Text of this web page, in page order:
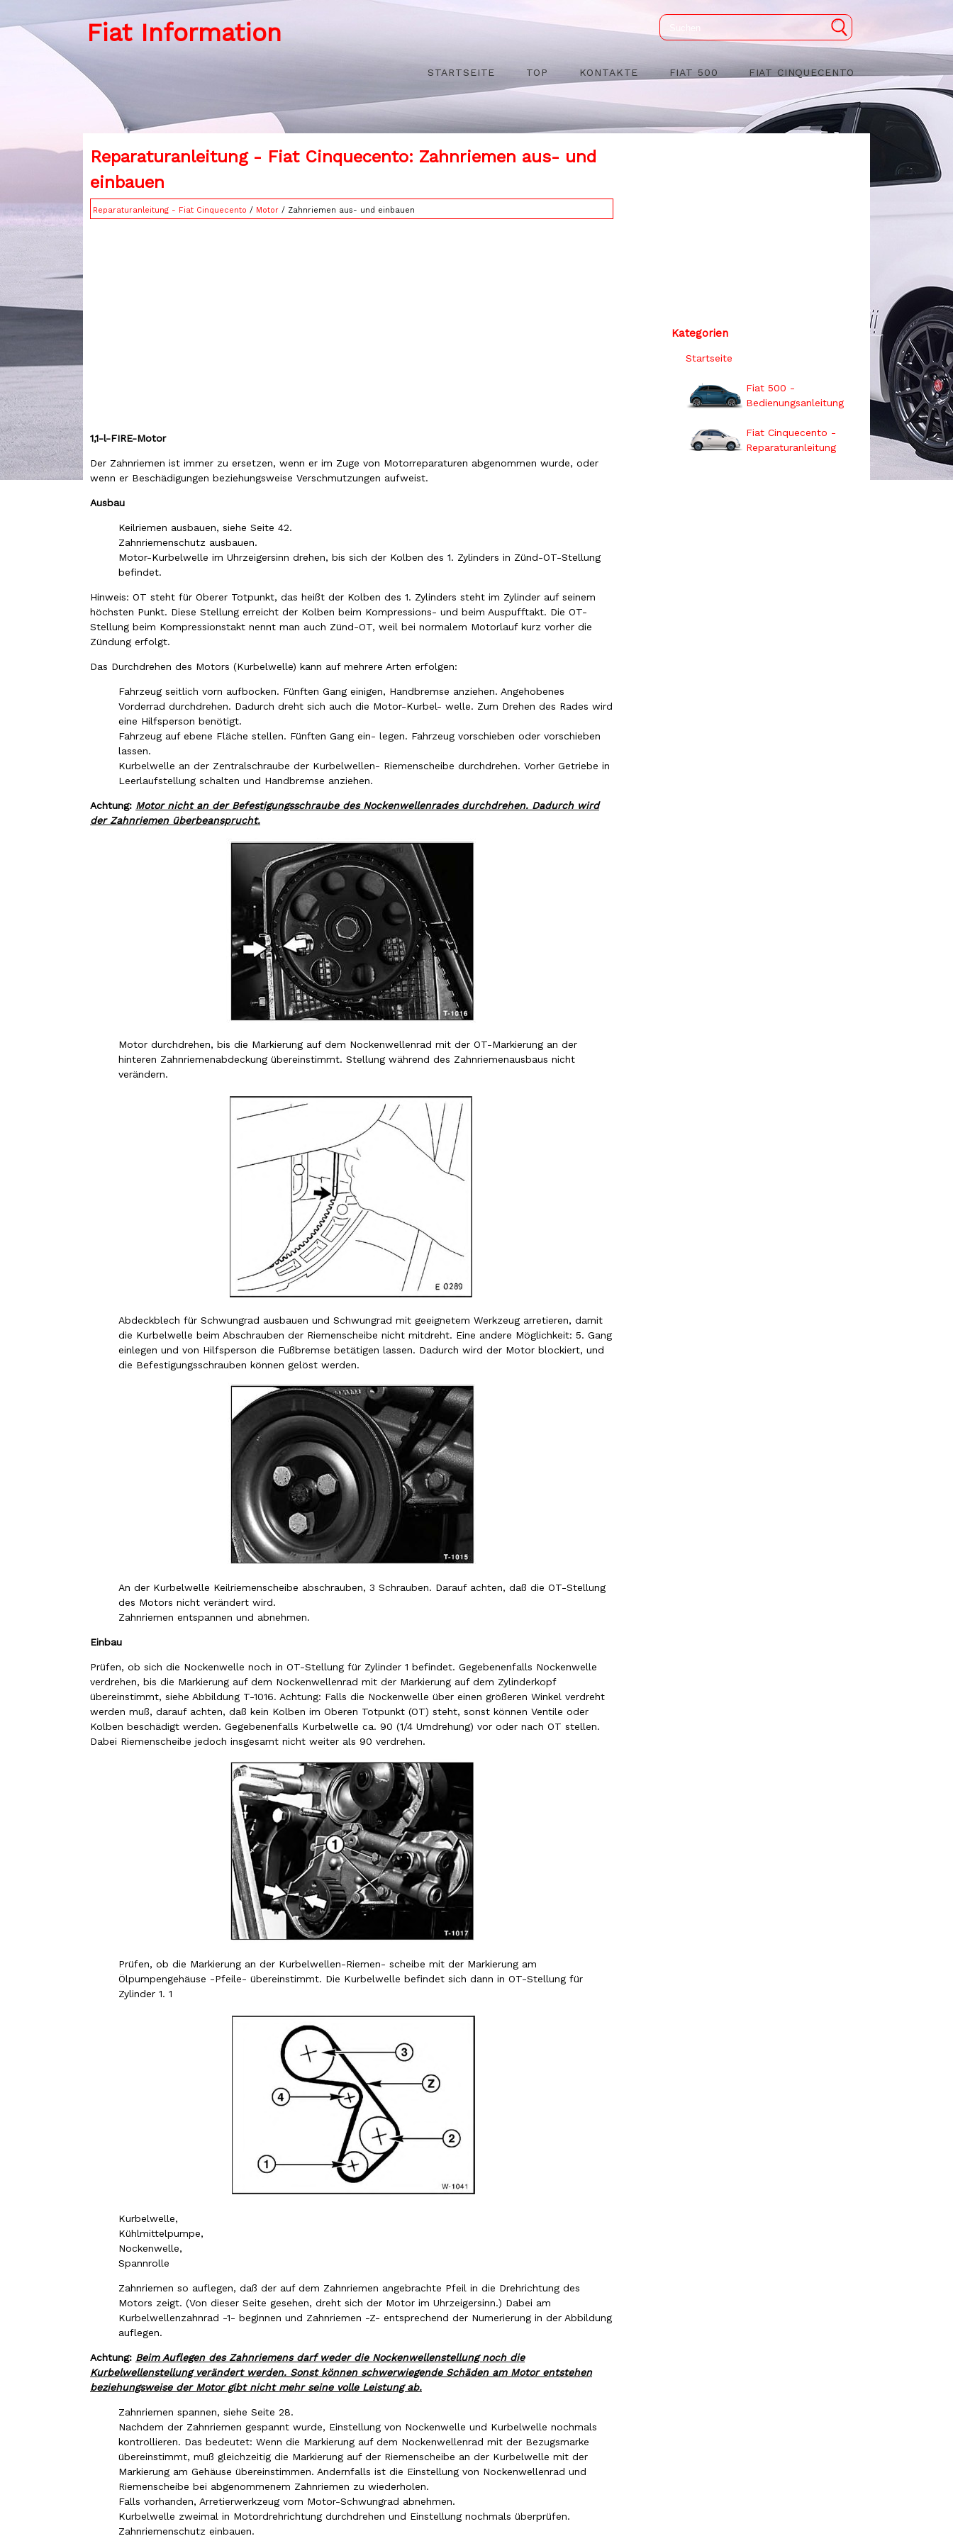
Fiat Information
STARTSEITE TOP KONTAKTE FIAT 500 FIAT CINQUECENTO
Reparaturanleitung - Fiat Cinquecento: Zahnriemen aus- und
einbauen
Reparaturanleitung - Fiat Cinquecento / Motor / Zahnriemen aus- und einbauen
1,1-l-FIRE-Motor
Der Zahnriemen ist immer zu ersetzen, wenn er im Zuge von Motorreparaturen abgenommen wurde, oder
wenn er Beschädigungen beziehungsweise Verschmutzungen aufweist.
Ausbau
Keilriemen ausbauen, siehe Seite 42.
Zahnriemenschutz ausbauen.
Motor-Kurbelwelle im Uhrzeigersinn drehen, bis sich der Kolben des 1. Zylinders in Zünd-OT-Stellung
befindet.
Hinweis: OT steht für Oberer Totpunkt, das heißt der Kolben des 1. Zylinders steht im Zylinder auf seinem
höchsten Punkt. Diese Stellung erreicht der Kolben beim Kompressions- und beim Auspufftakt. Die OT-
Stellung beim Kompressionstakt nennt man auch Zünd-OT, weil bei normalem Motorlauf kurz vorher die
Zündung erfolgt.
Das Durchdrehen des Motors (Kurbelwelle) kann auf mehrere Arten erfolgen:
Fahrzeug seitlich vorn aufbocken. Fünften Gang einigen, Handbremse anziehen. Angehobenes
Vorderrad durchdrehen. Dadurch dreht sich auch die Motor-Kurbel- welle. Zum Drehen des Rades wird
eine Hilfsperson benötigt.
Fahrzeug auf ebene Fläche stellen. Fünften Gang ein- legen. Fahrzeug vorschieben oder vorschieben
lassen.
Kurbelwelle an der Zentralschraube der Kurbelwellen- Riemenscheibe durchdrehen. Vorher Getriebe in
Leerlaufstellung schalten und Handbremse anziehen.
Achtung: Motor nicht an der Befestigungsschraube des Nockenwellenrades durchdrehen. Dadurch wird
der Zahnriemen überbeansprucht.
Motor durchdrehen, bis die Markierung auf dem Nockenwellenrad mit der OT-Markierung an der
hinteren Zahnriemenabdeckung übereinstimmt. Stellung während des Zahnriemenausbaus nicht
verändern.
Abdeckblech für Schwungrad ausbauen und Schwungrad mit geeignetem Werkzeug arretieren, damit
die Kurbelwelle beim Abschrauben der Riemenscheibe nicht mitdreht. Eine andere Möglichkeit: 5. Gang
einlegen und von Hilfsperson die Fußbremse betätigen lassen. Dadurch wird der Motor blockiert, und
die Befestigungsschrauben können gelöst werden.
An der Kurbelwelle Keilriemenscheibe abschrauben, 3 Schrauben. Darauf achten, daß die OT-Stellung
des Motors nicht verändert wird.
Zahnriemen entspannen und abnehmen.
Einbau
Prüfen, ob sich die Nockenwelle noch in OT-Stellung für Zylinder 1 befindet. Gegebenenfalls Nockenwelle
verdrehen, bis die Markierung auf dem Nockenwellenrad mit der Markierung auf dem Zylinderkopf
übereinstimmt, siehe Abbildung T-1016. Achtung: Falls die Nockenwelle über einen größeren Winkel verdreht
werden muß, darauf achten, daß kein Kolben im Oberen Totpunkt (OT) steht, sonst können Ventile oder
Kolben beschädigt werden. Gegebenenfalls Kurbelwelle ca. 90 (1/4 Umdrehung) vor oder nach OT stellen.
Dabei Riemenscheibe jedoch insgesamt nicht weiter als 90 verdrehen.
Prüfen, ob die Markierung an der Kurbelwellen-Riemen- scheibe mit der Markierung am
Ölpumpengehäuse -Pfeile- übereinstimmt. Die Kurbelwelle befindet sich dann in OT-Stellung für
Zylinder 1. 1
Kurbelwelle,
Kühlmittelpumpe,
Nockenwelle,
Spannrolle
Zahnriemen so auflegen, daß der auf dem Zahnriemen angebrachte Pfeil in die Drehrichtung des
Motors zeigt. (Von dieser Seite gesehen, dreht sich der Motor im Uhrzeigersinn.) Dabei am
Kurbelwellenzahnrad -1- beginnen und Zahnriemen -Z- entsprechend der Numerierung in der Abbildung
auflegen.
Achtung: Beim Auflegen des Zahnriemens darf weder die Nockenwellenstellung noch die
Kurbelwellenstellung verändert werden. Sonst können schwerwiegende Schäden am Motor entstehen
beziehungsweise der Motor gibt nicht mehr seine volle Leistung ab.
Zahnriemen spannen, siehe Seite 28.
Nachdem der Zahnriemen gespannt wurde, Einstellung von Nockenwelle und Kurbelwelle nochmals
kontrollieren. Das bedeutet: Wenn die Markierung auf dem Nockenwellenrad mit der Bezugsmarke
übereinstimmt, muß gleichzeitig die Markierung auf der Riemenscheibe an der Kurbelwelle mit der
Markierung am Gehäuse übereinstimmen. Andernfalls ist die Einstellung von Nockenwellenrad und
Riemenscheibe bei abgenommenem Zahnriemen zu wiederholen.
Falls vorhanden, Arretierwerkzeug vom Motor-Schwungrad abnehmen.
Kurbelwelle zweimal in Motordrehrichtung durchdrehen und Einstellung nochmals überprüfen.
Zahnriemenschutz einbauen.
Kategorien
Startseite
Fiat 500 -
Bedienungsanleitung
Fiat Cinquecento -
Reparaturanleitung